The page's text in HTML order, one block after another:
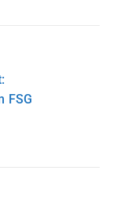
FSG